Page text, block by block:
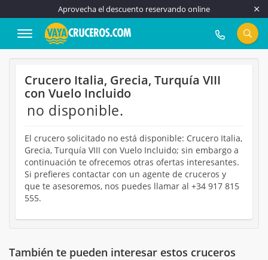
Aprovecha el descuento reservando online
917 815 555
Crucero Italia, Grecia, Turquía VIII
con Vuelo Incluido
no disponible.
El crucero solicitado no está disponible: Crucero Italia,
Grecia, Turquía VIII con Vuelo Incluido; sin embargo a
continuación te ofrecemos otras ofertas interesantes.
Si prefieres contactar con un agente de cruceros y
que te asesoremos, nos puedes llamar al +34 917 815
555.
También te pueden interesar estos cruceros